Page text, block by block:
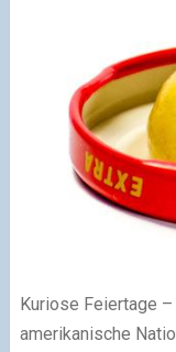
Kuriose Feiertage
amerikanische